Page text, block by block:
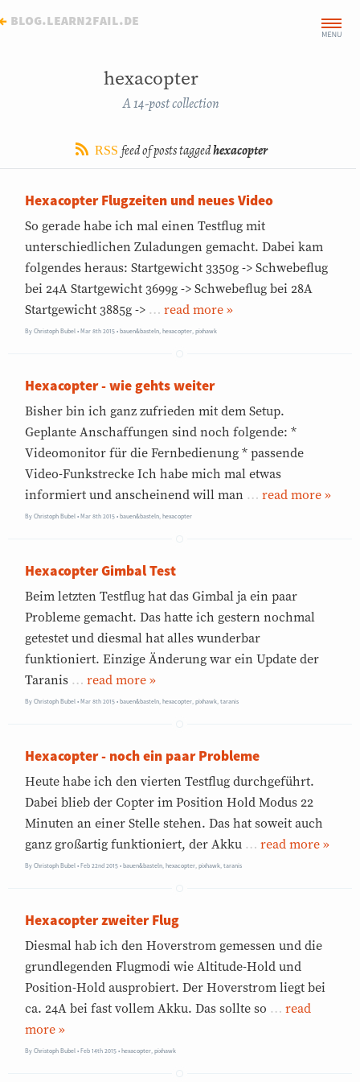
blog.learn2fail.de
hexacopter
A 14-post collection
RSS feed of posts taggedhexacopter
Hexacopter Flugzeiten und neues Video
So gerade habe ich mal einen Testflug mit
unterschiedlichen Zuladungen gemacht. Dabei kam
folgendes heraus: Startgewicht 3350g -> Schwebeflug
bei 24A Startgewicht 3699g -> Schwebeflug bei 28A
Startgewicht 3885g -> … »
ByChristoph Bubel Mar 8th 2015 •bauen&basteln,hexacopter,pixhawk
Hexacopter - wie gehts weiter
Bisher bin ich ganz zufrieden mit dem Setup.
Geplante Anschaffungen sind noch folgende: *
Videomonitor für die Fernbedienung * passende
Video-Funkstrecke Ich habe mich mal etwas
informiert und anscheinend will man … »
ByChristoph Bubel Mar 8th 2015 •bauen&basteln,hexacopter
Hexacopter Gimbal Test
Beim letzten Testflug hat das Gimbal ja ein paar
Probleme gemacht. Das hatte ich gestern nochmal
getestet und diesmal hat alles wunderbar
funktioniert. Einzige Änderung war ein Update der
Taranis … »
ByChristoph Bubel Mar 8th 2015 •bauen&basteln,hexacopter,pixhawk,taranis
Hexacopter - noch ein paar Probleme
Heute habe ich den vierten Testflug durchgeführt.
Dabei blieb der Copter im Position Hold Modus 22
Minuten an einer Stelle stehen. Das hat soweit auch
ganz großartig funktioniert, der Akku … »
ByChristoph Bubel Feb 22nd 2015 •bauen&basteln,hexacopter,pixhawk,taranis
Hexacopter zweiter Flug
Diesmal hab ich den Hoverstrom gemessen und die
grundlegenden Flugmodi wie Altitude-Hold und
Position-Hold ausprobiert. Der Hoverstrom liegt bei
ca. 24A bei fast vollem Akku. Das sollte so …
»
ByChristoph Bubel Feb 14th 2015 •hexacopter,pixhawk